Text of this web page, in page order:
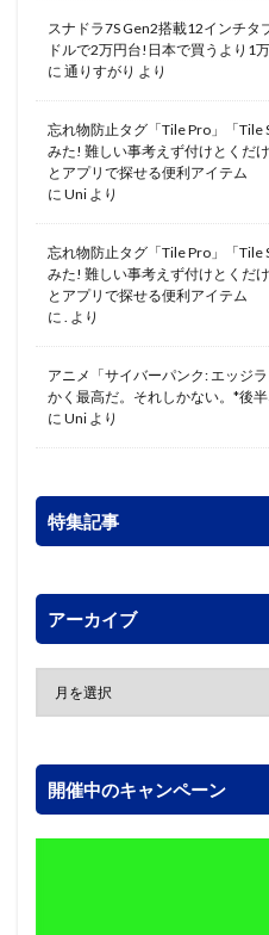
スナドラ7S Gen2搭載12インチタ
ドルで2万円台!日本で買うより1
に 通りすがり より
忘れ物防止タグ「Tile Pro」「Tile
みた! 難しい事考えず付けとくだ
とアプリで探せる便利アイテム
に Uni より
忘れ物防止タグ「Tile Pro」「Tile
みた! 難しい事考えず付けとくだ
とアプリで探せる便利アイテム
に
より
アニメ「サイバーパンク: エッジ
かく最高だ。それしかない。*後
に Uni より
特集記事
アーカイブ
開催中のキャンペーン